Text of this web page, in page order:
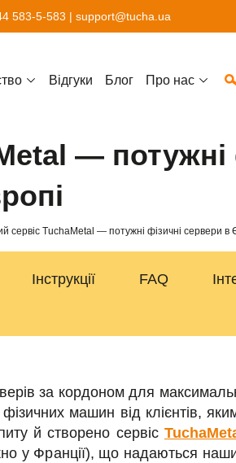
583-5-583 | support@tucha.ua
Відгуки Блог Про нас
—
сервіс TuchaMetal — потужні фізичні сервери в
Інструкції FAQ
за кордоном для
машин від клієнтів,
й створено сервіс
у Франції), що надаються